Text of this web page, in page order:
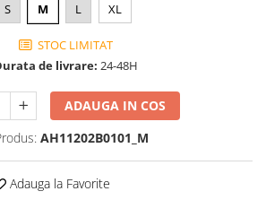
S M L XL
STOC LIMITAT
de livrare: 24-48H
ADAUGA IN COS
AH11202B0101_M
Adauga la Favorite